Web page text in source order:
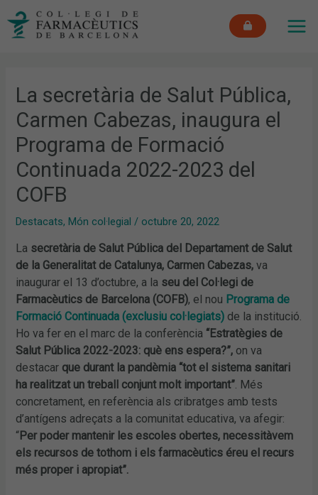
La secretària de Salut Pública,
Carmen Cabezas, inaugura el
Programa de Formació
Continuada 2022-2023 del
COFB
Destacats, Món col·legial / octubre 20, 2022
La secretària de Salut Pública del Departament de Salut
de la Generalitat de Catalunya, Carmen Cabezas, va
inaugurar el 13 d’octubre, a la seu del Col·legi de
Farmacèutics de Barcelona (COFB), el nou Programa de
Formació Continuada (exclusiu col·legiats) de la institució.
Ho va fer en el marc de la conferència “Estratègies de
Salut Pública 2022-2023: què ens espera?”, on va
destacar que durant la pandèmia “tot el sistema sanitari
ha realitzat un treball conjunt molt important”. Més
concretament, en referència als cribratges amb tests
d’antígens adreçats a la comunitat educativa, va afegir:
“Per poder mantenir les escoles obertes, necessitàvem
els recursos de tothom i els farmacèutics éreu el recurs
més proper i apropiat”.